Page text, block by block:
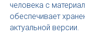
человека с
обеспечивает
актуальной версии.